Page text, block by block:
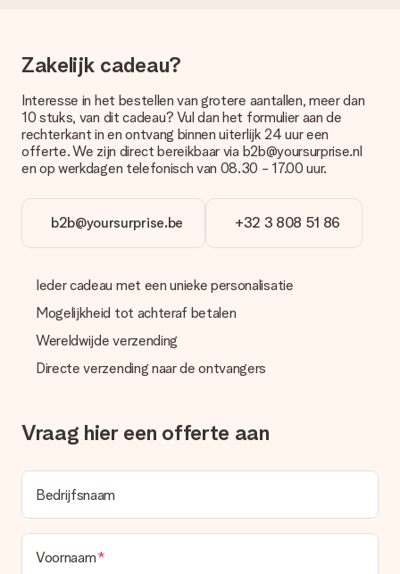
met onze klantenservice.
Betalen
Hoe kan ik mijn bestelling betalen?
Wij bieden de volgende betaalmethodes aan: iDeal, Paypal,
creditcard of handmatige overboeking. Hou bij handmatige
overboeking wel rekening met 3 dagen extra levertijd van je
Cadeau ontvangen
geleverd. Je kunt hiervoor contact opnemen met onze
klantenservice, zij helpen je graag bij het vinden van een
passende oplossing.
Er wordt geen factuur meegestuurd bij je bestelling. Je
gerust het cadeau gelijk bij de ontvanger laten afleveren, zo is
het echt een verrassing!
Zakelijk cadeau?
Interesse in het bestellen van grotere aantallen, meer dan
10 stuks, van dit cadeau? Vul dan het formulier aan de
rechterkant in en ontvang binnen uiterlijk 24 uur een
offerte. We zijn direct bereikbaar via b2b@yoursurprise.nl
en op werkdagen telefonisch van 08.30 - 17.00 uur.
b2b@yoursurprise.be +32 3 808 51 86
Ieder cadeau met een unieke personalisatie
Mogelijkheid tot achteraf betalen
Wereldwijde verzending
Directe verzending naar de ontvangers
Vraag hier een offerte aan
Bedrijfsnaam
Voornaam